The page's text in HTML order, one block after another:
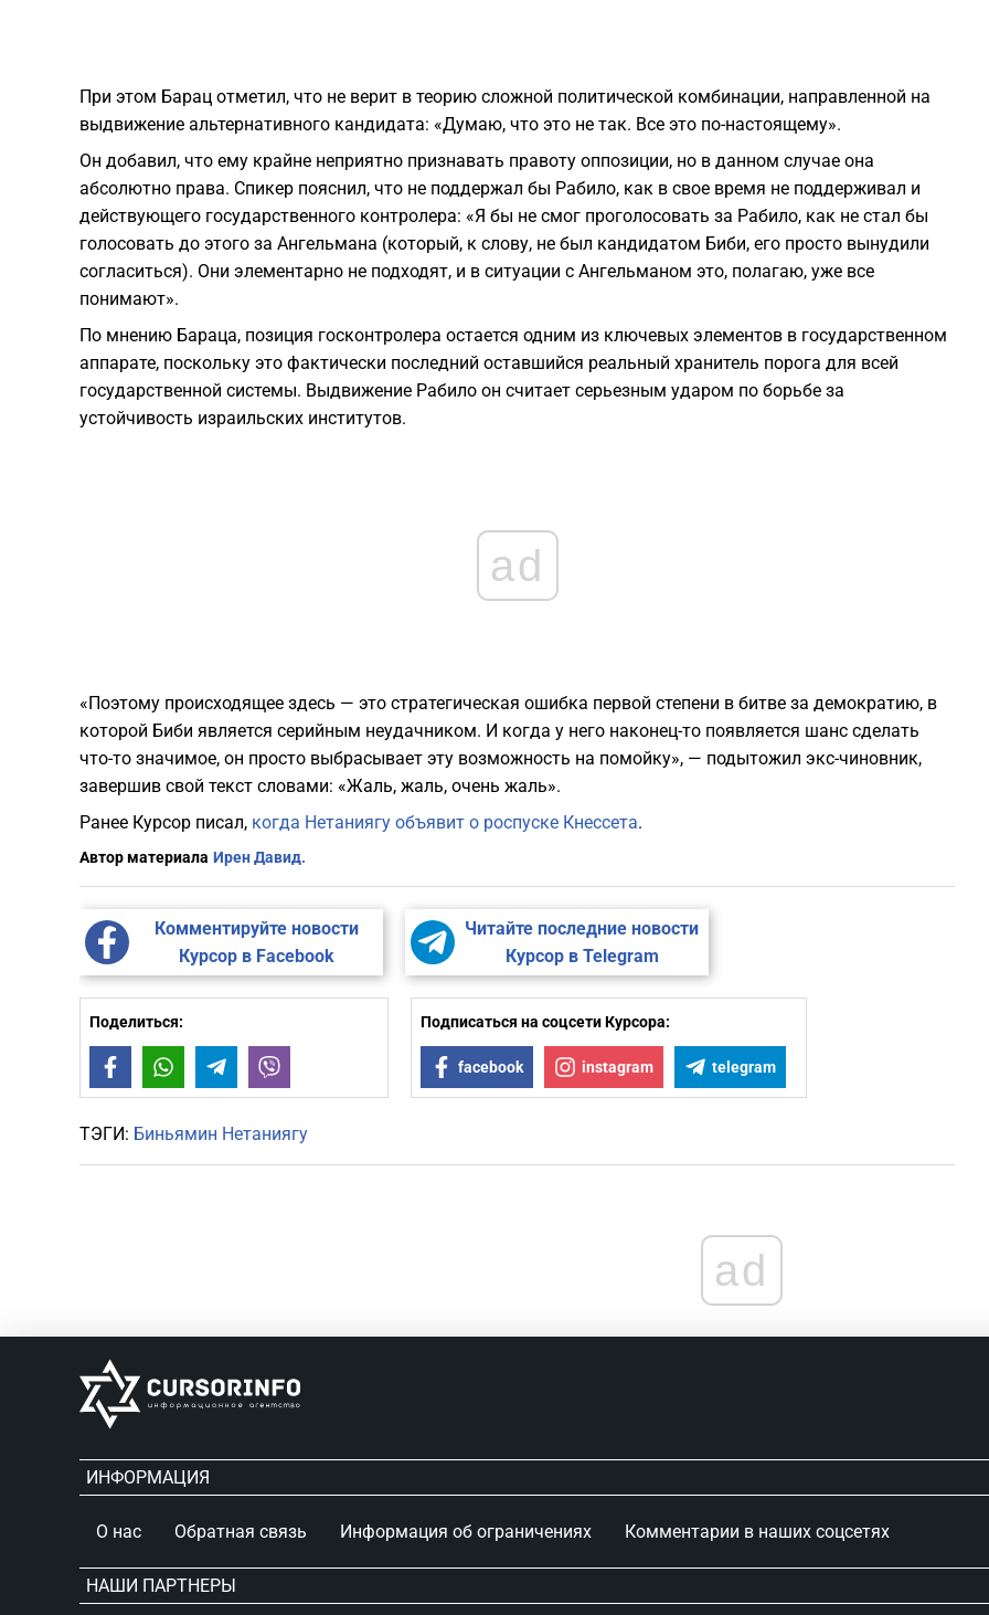
При этом Барац отметил, что не верит в теорию сложной политической комбинации, направленной на
выдвижение альтернативного кандидата: «Думаю, что это не так. Все это по-настоящему».
Он добавил, что ему крайне неприятно признавать правоту оппозиции, но в данном случае она
абсолютно права. Спикер пояснил, что не поддержал бы Рабило, как в свое время не поддерживал и
действующего государственного контролера: «Я бы не смог проголосовать за Рабило, как не стал бы
голосовать до этого за Ангельмана (который, к слову, не был кандидатом Биби, его просто вынудили
согласиться). Они элементарно не подходят, и в ситуации с Ангельманом это, полагаю, уже все
понимают».
По мнению Бараца, позиция госконтролера остается одним из ключевых элементов в государственном
аппарате, поскольку это фактически последний оставшийся реальный хранитель порога для всей
государственной системы. Выдвижение Рабило он считает серьезным ударом по борьбе за
устойчивость израильских институтов.
ad
«Поэтому происходящее здесь — это стратегическая ошибка первой степени в битве за демократию, в
которой Биби является серийным неудачником. И когда у него наконец-то появляется шанс сделать
что-то значимое, он просто выбрасывает эту возможность на помойку», — подытожил экс-чиновник,
завершив свой текст словами: «Жаль, жаль, очень жаль».
Ранее Курсор писал, когда Нетаниягу объявит о роспуске Кнессета.
Автор материала Ирен Давид.
Комментируйте новости
Курсор в Facebook
Читайте последние новости
Курсор в Telegram
Поделиться:
FacebookWhatsAppTelegram
Подписаться на соцсети Курсора:
facebook instagram telegram
ТЭГИ: Биньямин Нетаниягу
ad
ИНФОРМАЦИЯ
О нас Обратная связь Информация об ограничениях Комментарии в наших соцсетях
НАШИ ПАРТНЕРЫ